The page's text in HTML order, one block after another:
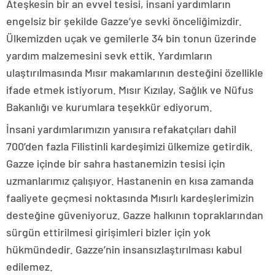
Ateşkesin bir an evvel tesisi, insani yardımların
engelsiz bir şekilde Gazze’ye sevki önceliğimizdir.
Ülkemizden uçak ve gemilerle 34 bin tonun üzerinde
yardım malzemesini sevk ettik. Yardımların
ulaştırılmasında Mısır makamlarının desteğini özellikle
ifade etmek istiyorum. Mısır Kızılay, Sağlık ve Nüfus
Bakanlığı ve kurumlara teşekkür ediyorum.
İnsani yardımlarımızın yanısıra refakatçıları dahil
700’den fazla Filistinli kardeşimizi ülkemize getirdik.
Gazze içinde bir sahra hastanemizin tesisi için
uzmanlarımız çalışıyor. Hastanenin en kısa zamanda
faaliyete geçmesi noktasında Mısırlı kardeşlerimizin
desteğine güveniyoruz. Gazze halkının topraklarından
sürgün ettirilmesi girişimleri bizler için yok
hükmündedir. Gazze’nin insansızlaştırılması kabul
edilemez.